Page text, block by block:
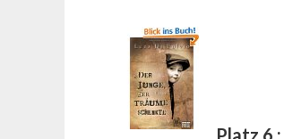
Platz 6 :